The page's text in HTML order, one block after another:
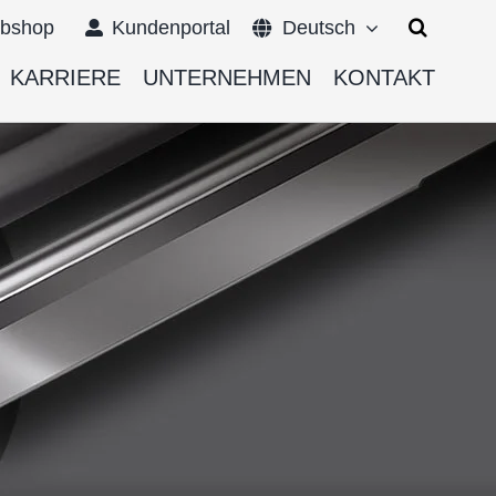
Kundenportal Deutsch
Suche
KARRIERE UNTERNEHMEN KONTAKT